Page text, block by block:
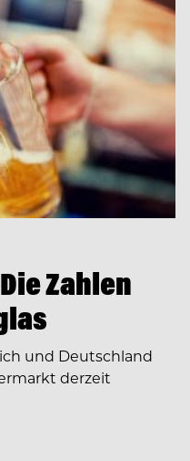
Zahlen
und Deutschland
derzeit